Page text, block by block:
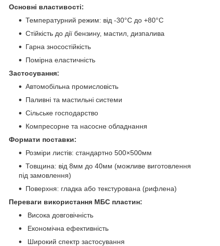
Основні властивості:
Температурний режим: від -30°C до +80°C
Стійкість до дії бензину, мастил, дизпалива
Гарна зносостійкість
Помірна еластичність
Застосування:
Автомобільна промисловість
Паливні та мастильні системи
Сільське господарство
Компресорне та насосне обладнання
Формати поставки:
Розміри листів: стандартно 500×500мм
Товщина: від 8мм до 40мм (можливе виготовлення
під замовлення)
Поверхня: гладка або текстурована (рифлена)
Переваги використання МБС пластин:
Висока довговічність
Економічна ефективність
Широкий спектр застосування